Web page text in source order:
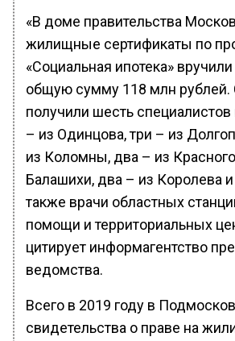
«В доме правительства
жилищные сертификаты по
«Социальная ипотека»
общую сумму 118 млн рублей.
получили шесть специалистов
– из Одинцова, три – из
из Коломны, два – из
Балашихи, два – из Королева и
также врачи областных
помощи и территориальных
цитирует информагентство
ведомства.
Всего в 2019 году в
свидетельства о праве на